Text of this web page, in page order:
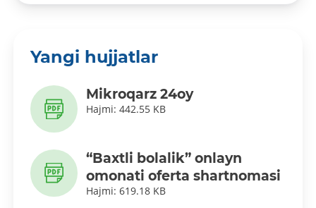
Yangi hujjatlar
Mikroqarz 24oy
Hajmi: 442.55 KB
“Baxtli bolalik” onlayn
omonati oferta shartnomasi
Hajmi: 619.18 KB